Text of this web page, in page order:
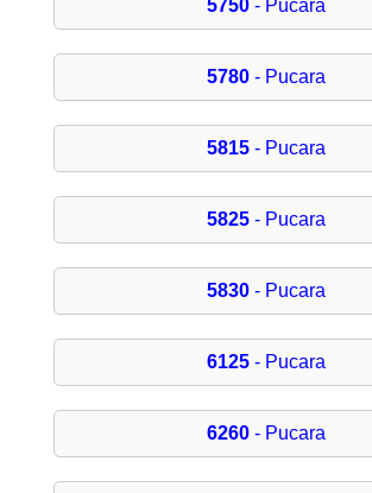
5750- Pucara
5780- Pucara
5815- Pucara
5825- Pucara
5830- Pucara
6125- Pucara
6260- Pucara